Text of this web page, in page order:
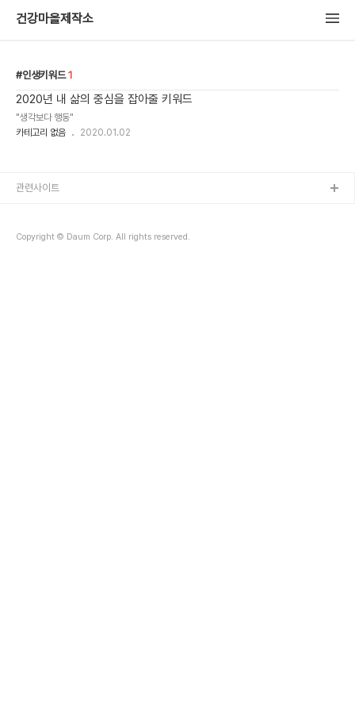
건강마을제작소
인생키워드 1
2020년 내 삶의 중심을 잡아줄 키워드
"생각보다 행동"
카테고리 없음
2020.01.02
Copyright © Daum Corp. All rights reserved.
관련사이트